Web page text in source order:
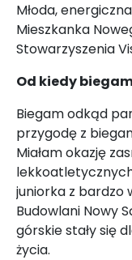
Młoda,
Mieszkanka
Stowarzyszenia
Od kiedy
Biegam odkąd
przygodę z
Miałam okazję
juniorka z bardzo
Budowlani Nowy
górskie stały się
życia.